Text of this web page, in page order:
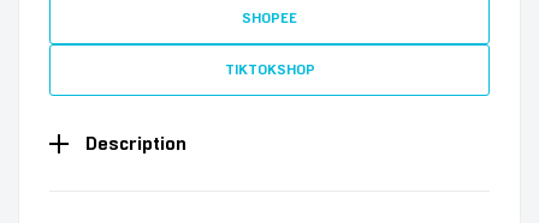
SHOPEE
TIKTOKSHOP
Description